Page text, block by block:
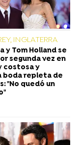
INGLATERRA
y Tom Holland se
segunda vez en
costosa y
boda repleta de
"No quedó un